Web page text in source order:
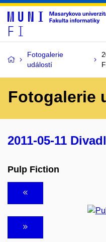
Fotogalerie
událostí
Fotogalerie
2011-05-11
Pulp Fiction